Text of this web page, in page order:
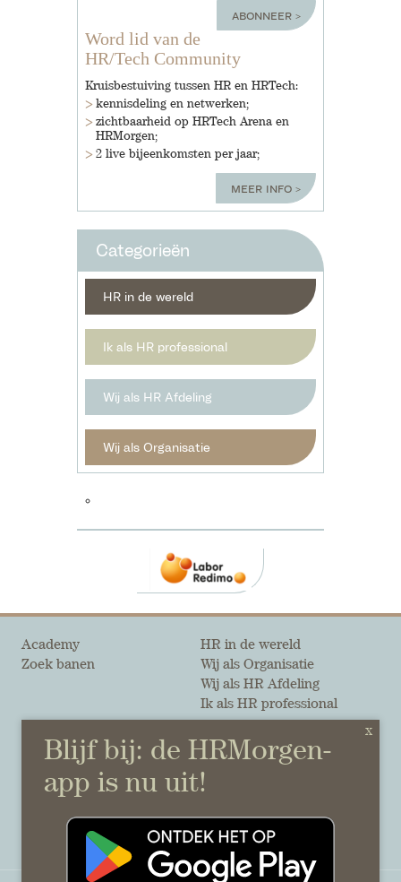
abonneer
Word lid van de
HR/Tech Community
Kruisbestuiving tussen HR en HRTech:
kennisdeling en netwerken;
zichtbaarheid op HRTech Arena en
HRMorgen;
2 live bijeenkomsten per jaar;
meer info
Categorieën
HR in de wereld
Ik als HR professional
Wij als HR Afdeling
Wij als Organisatie
Academy
Zoek banen
HR in de wereld
Wij als Organisatie
Wij als HR Afdeling
Ik als HR professional
Onze auteurs
Onze partners
Sponsoring
Over HRMorgen
Contact
Disclaimer & gedragscode